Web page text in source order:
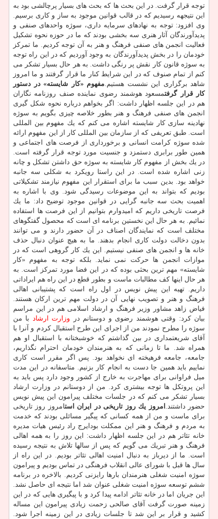
توجه قرار گرفت. در این بحث ها كه بحث های بسیار پرچالشی بود به
این نتیجهه رسیدیم كه در قالب قوانین موجود به ساز و كاری برسیم.
وی افزود: توجه به نهادهای سرمایه داری، سوژه واحدهای صنفی و
پدیدآورندگان آثار هنری سه بخشی بودند كه ما در حوزه نحوه تشكیل
فعالیت انجمن های صنفی فرهنگ و هنر به آن توجه كردیم. ما تمركز
خودمان را در بخش پدیدآورندگان به وجود آوردیم كه در این راه توجه
به سوژه قانون كار نقش پر رنگی داشت. به هر حال بسیار تشكر می
كنم از تمام صنوف كه در این شرایط كنار ما قرار گرفتند و ما امروز
شاهد برگزاری این نشست هستیم. مفهوم «كار شایسته» در دستور
كار قرار گرفتمسعود هوشمند رضوی نماینده صنف روزنامه نگاران
هم در این جلسه اظهار داشت: اگر بخواهم درباره نحوه شكل گیری
انجمن های صنفی فرهنگ و هنر بطور خلاصه چیزی بگویم به سوژه
نهادینه سازی كار شایسته اشاره می كنم كه یك مفهوم بین المللی
است. طبق تعریفی كه از سازمان بین المللی كار از این مفهوم ارائه
شده سوژه كرامت انسانی و برخورداری از فرصت های اجتماعی و
همین طور برابری دستمزد و جنسیت مورد توجه قرار گرفته است.
در یك بخش از مفهوم كار شایسته به سوژه حق داشتن تشكل و چانه
زنی اشاره شده است. در این راستا رویكرد به شكلی سه جانبه
خواهد بود. بدین سبب ما برای استقرار این مفهوم نیازمند تشكیلاتی
بودیم كه بتواند به این موضوعات رسیدگی شود. وی با اشاره به
اهمیت بحث سه جانبه گرایی در قوانین موجود توضیح داد: ما یك
فرصت تاریخی داریم كه امیدوارم بتوانیم از این فرصت ها استفاده
نمائیم. به هر حال این نخستین برنامه ای است كه محصول گفتگوهای
مختلف است كه نمایندگان اصناف در آن حضور دارند و می توانند
بدون دخالت دولت كاری انجام بدهند. ما به هیچ عنوان دنبال حذف
خانه ها و انجمن های صنفی نیستیم. این یك كار گروهی است كه در
موازات انجمن ها حركت نمی نماید. بلكه توجه به مفهوم «كار
شایسته» مهم ترین بحثی بوده كه در این فضا مورد تمركز است. به
هر حال اینها كف مطالبات ماست و بطور قطع در این راه هم ایراداتی
داریم. تهیه این پیش نویس در اول راه است كه پشتیبانی اهالی
فرهنگ و هنر و تصویب نهایی آن در دولت مهم ترین اركان هستند.
فیاض زاهد مشاور وزیر فرهنگ و ارشاد اسلامی هم در این مراسم
بیان كرد: وقتی هوشمند رضوی و دوستانم در وزارت ارشاد
با من
سوژه را مطرح نمودند من از اجرای این طرح استقبال كردم و آنرا با
آقای شریعتمداری در بین گذاشتم كه خوشبختانه با استقبال او هم
همراه شد. ما تا زمانی كه به هنرمندان خودمان احترام نگذاریم،
جامعه، جامعه فرهیخته ای نخواهد بود. پس اگر مقرر است كاری
نماییم باید همین جا دست به انجام كار بزنیم. متاسفانه در این مدت
میل فراوانی برای مهاجرت به خارج از كشور وجود دارد پس باید به
این پروتكل ها توجه بیشتری كرد. من از دوستانم در وزارت ارشاد
بسیار تشكر می كنم كه در جلسات مختلف پیرامون این پیش نویس
حضور داشتند.
امروز یك روز تاریخی در ایران استامروز روز تاریخی
برای ماست و من از همه كسانی كه پیگیر مسائلی بودند كه خدمت
به مردم و فرهنگ و هنر این ممكلت بودایرج راد رئیس هیات مدیره
خانه تئاتر هم در این جلسه اظهار داشت: این روز را به همه اهالی
فرهنگ و هنر تبریك می گویم كه پس از سالها تلاش به نتیجه رسیده
است. ما از دیرباز به دنبال امنیت اهالی تئاتر بودیم. در این راه از
سال ها قبل با شورای عالی انقلاب فرهنگی در تماس بودیم و پیرامون
سوژه امنیت شغلی هنرمندان بارها رایزنی كردیم. بالاخره در برنامه
ششم توسعه سوژه امنیت شغلی عنوان شد اما نتیجه ای حاصل نشد.
این جریان اما در خانه تئاتر ادامه پیدا كرد و با پیگیری هایی كه در این
زمینه صورت گرفت آقای صالحی زحمت زیادی پیرامون این مساله
كشید و قرار بر این شد تا جلسات زیادی در این زمینه اجرا شود.